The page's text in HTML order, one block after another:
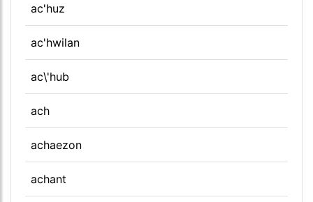
ac'huz
ac'hwilan
ac\'hub
ach
achaezon
achant